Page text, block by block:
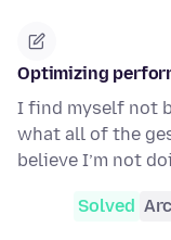
Optimizing
I find myself not
what all of the
believe I’m not
Solved